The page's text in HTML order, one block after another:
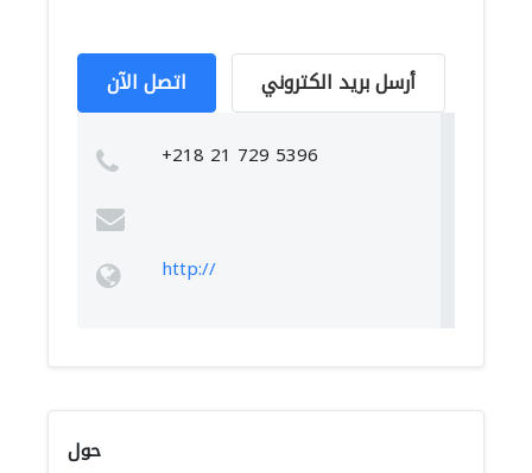
اتصل الآن أرسل بريد الكتروني
+218 21 729 5396
http://
حول